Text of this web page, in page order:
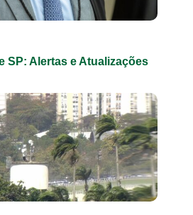
SP: Alertas e Atualizações